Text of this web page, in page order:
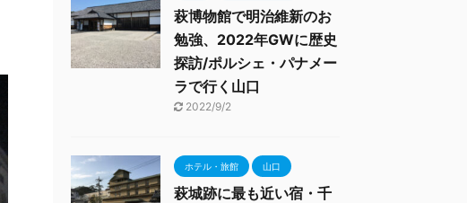
萩博物館で明治維新のお
勉強、2022年GWに歴史
探訪/ポルシェ・パナメー
ラで行く山口
2022/9/2
ホテル・旅館 山口
萩城跡に最も近い宿・千